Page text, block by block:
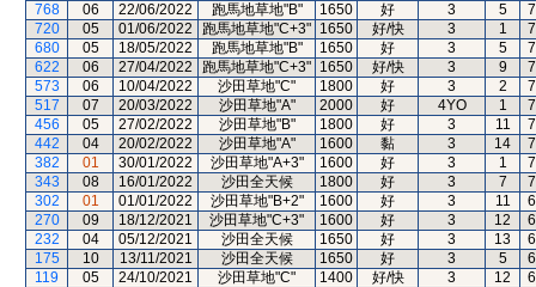
768
06 22/06/2022 跑馬地草地"B" 1650 好 3 5
720
05 01/06/2022 跑馬地草地"C+3" 1650 好/快 3 1
680
05 18/05/2022 跑馬地草地"B" 1650 好 3 5
622
06 27/04/2022 跑馬地草地"C+3" 1650 好/快 3 9
573
06 10/04/2022 沙田草地"C" 1800 好 3 2
517
07 20/03/2022 沙田草地"A" 2000 好 4YO 1
456
05 27/02/2022 沙田草地"B" 1800 好 3 11
442
04 20/02/2022 沙田草地"A" 1600 黏 3 14
382
01 30/01/2022 沙田草地"A+3" 1600 好 3 1
343
08 16/01/2022 沙田全天候 1800 好 3 7
302
01 01/01/2022 沙田草地"B+2" 1600 好 3 11
270
09 18/12/2021 沙田草地"C+3" 1600 好 3 12
232
04 05/12/2021 沙田全天候 1650 好 3 13
175
10 13/11/2021 沙田全天候 1650 好 3 5
119
05 24/10/2021 沙田草地"C" 1400 好/快 3 12